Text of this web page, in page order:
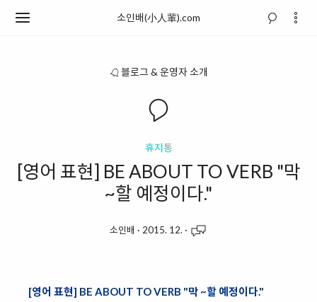
소인배(小人輩).com
블로그 & 운영자 소개
휴지통
[영어 표현] BE ABOUT TO VERB "막
~할 예정이다."
소인배 · 2015. 12. ·
[영어 표현] BE ABOUT TO VERB "막 ~할 예정이다."